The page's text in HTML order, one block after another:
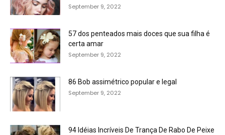
September 9, 2022
57 dos penteados mais doces que sua filha é
certa amar
September 9, 2022
86 Bob assimétrico popular e legal
September 9, 2022
94 Idéias Incríveis De Trança De Rabo De Peixe